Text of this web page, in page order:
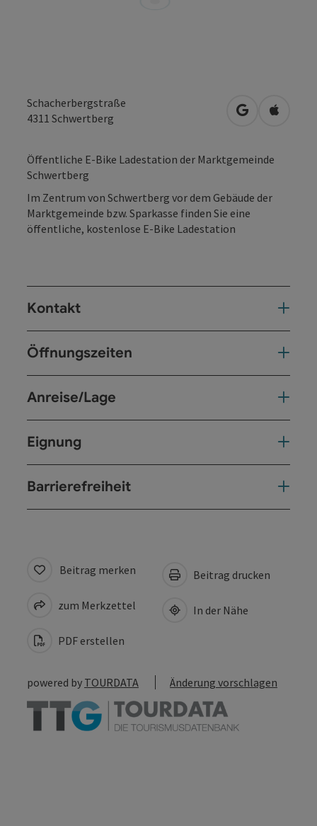
Schacherbergstraße
4311 Schwertberg in Google
in
Öffentliche E-Bike Ladestation der Marktgemeinde
Schwertberg
Im Zentrum von Schwertberg vor dem Gebäude der
Marktgemeinde bzw. Sparkasse finden Sie eine
öffentliche, kostenlose E-Bike Ladestation
Kontakt
Öffnungszeiten
Anreise/Lage
Eignung
Barrierefreiheit
Beitrag merken
zum Merkzettel
PDF erstellen
Beitrag drucken
In der Nähe
powered by TOURDATA Änderung vorschlagen